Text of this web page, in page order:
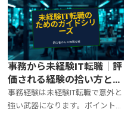
可能です。落ちる原因は「ミス」
より「説明の破綻」。不利を最
小化する言い方の型、再発防
止、準備の見せ方をまとめます。
事務から未経験IT転職｜評
価される経験の拾い方と職
務経歴書テンプレ
事務経験は未経験IT転職で意外と
強い武器になります。ポイントは